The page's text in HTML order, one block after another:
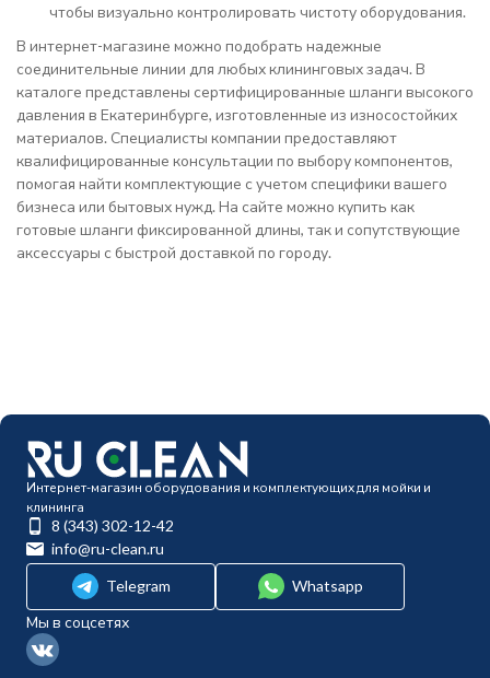
чтобы визуально контролировать чистоту оборудования.
В интернет-магазине можно подобрать надежные
соединительные линии для любых клининговых задач. В
каталоге представлены сертифицированные шланги высокого
давления в Екатеринбурге, изготовленные из износостойких
материалов. Специалисты компании предоставляют
квалифицированные консультации по выбору компонентов,
помогая найти комплектующие с учетом специфики вашего
бизнеса или бытовых нужд. На сайте можно купить как
готовые шланги фиксированной длины, так и сопутствующие
аксессуары с быстрой доставкой по городу.
Интернет-магазин оборудования и комплектующих для мойки и
клининга
8 (343) 302-12-42
info@ru-clean.ru
Telegram
Whatsapp
Мы в соцсетях